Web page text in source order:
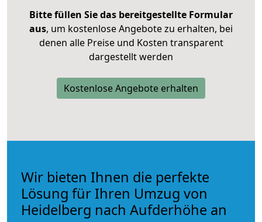
Bitte füllen Sie das bereitgestellte Formular
aus, um kostenlose Angebote zu erhalten, bei
denen alle Preise und Kosten transparent
dargestellt werden
Kostenlose Angebote erhalten
Wir bieten Ihnen die perfekte
Lösung für Ihren Umzug von
Heidelberg nach Aufderhöhe an